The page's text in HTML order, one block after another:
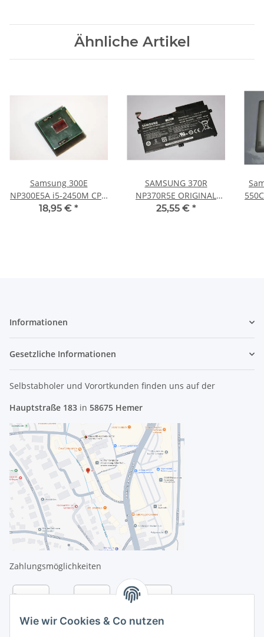
Wie wir Cookies & Co nutzen
Ähnliche Artikel
Samsung 300E
NP300E5A i5-2450M CPU
mit 2,5GHz SR0CH #CPU-
18,95 € *
SAMSUNG 370R
NP370R5E ORIGINAL
AKKU Batterie AA-
25,55 € *
Informationen
Gesetzliche Informationen
Selbstabholer und Vorortkunden finden uns auf der
Hauptstraße 183 in 58675 Hemer
Zahlungsmöglichkeiten